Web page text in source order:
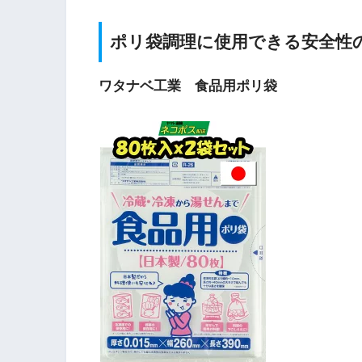
ポリ袋調理に使用できる安全性
ワタナベ工業 食品用ポリ袋